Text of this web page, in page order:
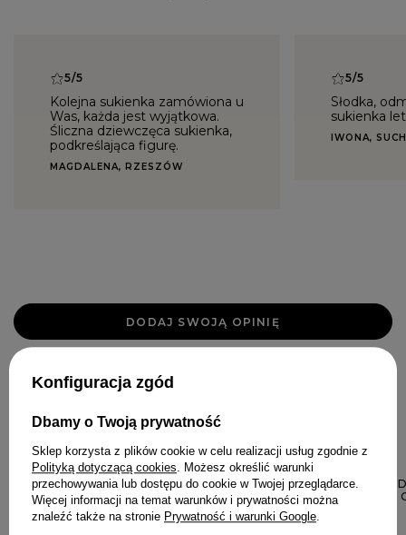
5/5
Kolejna sukienka zamówiona u
Was, każda jest wyjątkowa.
Śliczna dziewczęca sukienka,
podkreślająca figurę.
MAGDALENA, RZESZÓW
5/5
Słodka,
sukienka
IWONA,
DODAJ SWOJĄ OPINIĘ
W PODOBNYM KOLORZE
NOWOŚĆ
LILLEMOR –
SUKIENKA MIDI
KROJU
Konfiguracja zgód
Dbamy o Twoją prywatność
Sklep korzysta z plików cookie w celu realizacji usług zgodnie z
Polityką dotyczącą cookies . Możesz określić warunki
przechowywania lub dostępu do cookie w Twojej przeglądarce.
Więcej informacji na temat warunków i prywatności można
znaleźć także na stronie Prywatność i warunki Google